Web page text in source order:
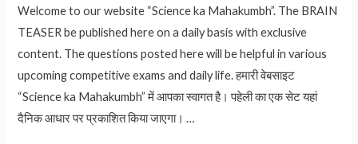
Welcome to our website “Science ka Mahakumbh”. The BRAIN
TEASER be published here on a daily basis with exclusive
content. The questions posted here will be helpful in various
upcoming competitive exams and daily life. हमारी वेबसाइट
“Science ka Mahakumbh” में आपका स्वागत है। पहेली का एक सेट यहां
दैनिक आधार पर प्रकाशित किया जाएगा। …